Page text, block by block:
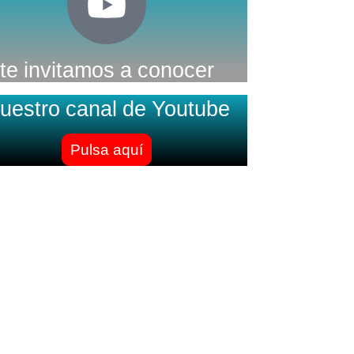
te invitamos a conocer
canal de Youtube
Pulsa aquí